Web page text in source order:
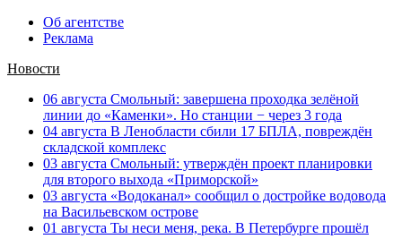
Об агентстве
Реклама
Новости
06 августа Смольный: завершена проходка зелёной
линии до «Каменки». Но станции − через 3 года
04 августа В Ленобласти сбили 17 БПЛА, повреждён
складской комплекс
03 августа Смольный: утверждён проект планировки
для второго выхода «Приморской»
03 августа «Водоканал» сообщил о достройке водовода
на Васильевском острове
01 августа Ты неси меня, река. В Петербурге прошёл